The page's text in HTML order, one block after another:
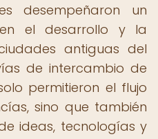
desempeñaron un
el desarrollo y la
antiguas del
de intercambio de
permitieron el flujo
sino que también
ideas, tecnologías y